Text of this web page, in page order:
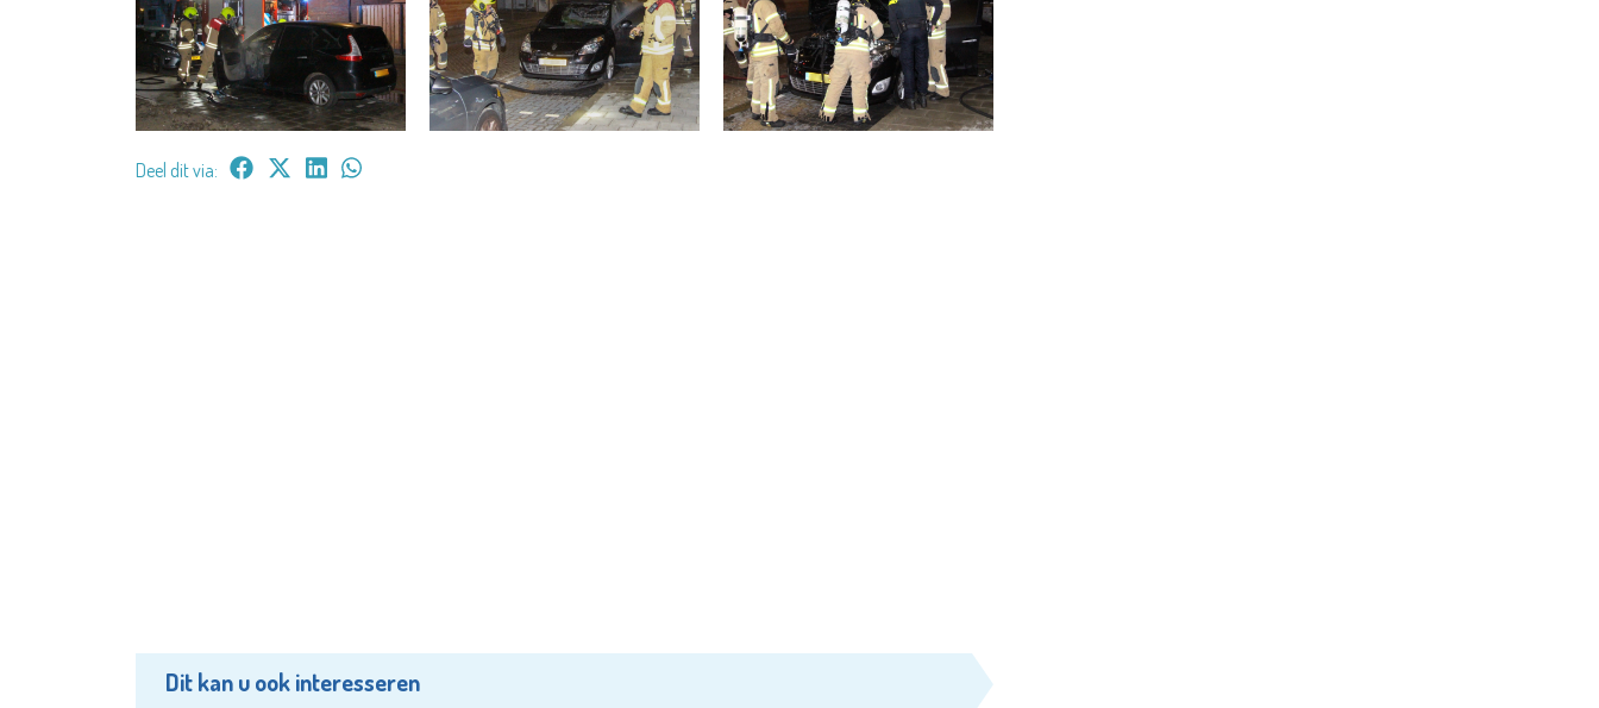
Deel dit via:
Dit kan u ook interesseren